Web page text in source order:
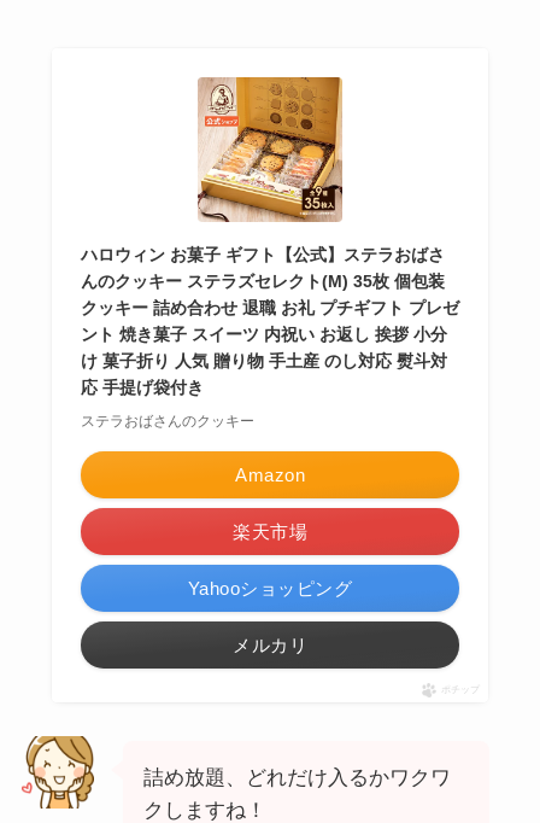
ハロウィン お菓子 ギフト【公式】ステラおばさ
んのクッキー ステラズセレクト(M) 35枚 個包装
クッキー 詰め合わせ 退職 お礼 プチギフト プレゼ
ント 焼き菓子 スイーツ 内祝い お返し 挨拶 小分
け 菓子折り 人気 贈り物 手土産 のし対応 熨斗対
応 手提げ袋付き
ステラおばさんのクッキー
Amazon
楽天市場
Yahooショッピング
メルカリ
ポチップ
詰め放題、どれだけ入るかワクワ
クしますね！